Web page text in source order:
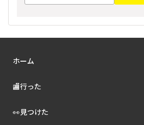
ホーム
🏬行った
👀見つけた